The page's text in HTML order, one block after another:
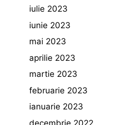
iulie 2023
iunie 2023
mai 2023
aprilie 2023
martie 2023
februarie 2023
ianuarie 2023
decembrie 2022